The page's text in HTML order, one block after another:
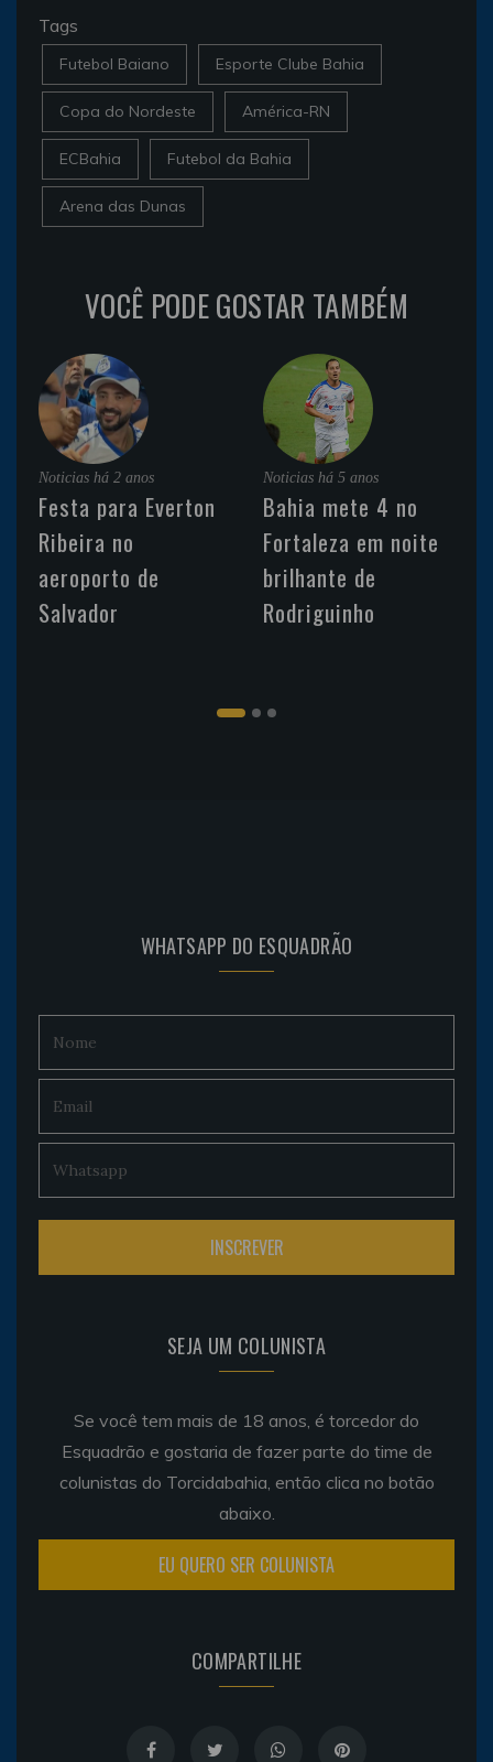
Tags
Futebol Baiano Esporte Clube Bahia
Copa do Nordeste América-RN
ECBahia Futebol da Bahia
Arena das Dunas
VOCÊ PODE GOSTAR TAMBÉM
Noticias há 2 anos
Festa para Everton
Ribeira no
aeroporto de
Salvador
Noticias há 5 anos
Bahia mete 4 no
Fortaleza em noite
brilhante de
Rodriguinho
WHATSAPP DO ESQUADRÃO
SEJA UM COLUNISTA
Se você tem mais de 18 anos, é torcedor do
Esquadrão e gostaria de fazer parte do time de
colunistas do Torcidabahia, então clica no botão
abaixo.
EU QUERO SER COLUNISTA
COMPARTILHE